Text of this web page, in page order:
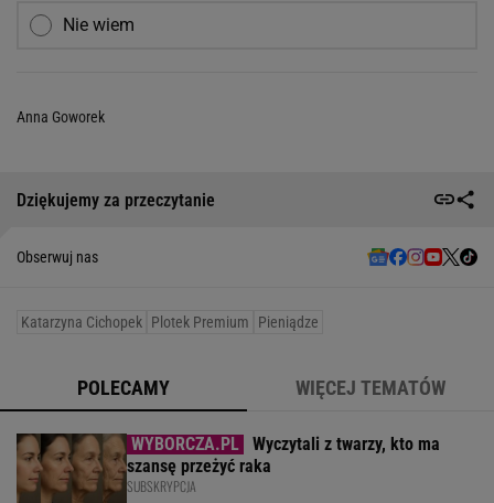
Nie wiem
Anna Goworek
Dziękujemy za przeczytanie
Obserwuj nas
Katarzyna Cichopek Plotek Premium Pieniądze
POLECAMY WIĘCEJ TEMATÓW
Wyczytali z twarzy, kto ma
szansę przeżyć raka
SUBSKRYPCJA